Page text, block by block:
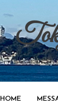
HOME